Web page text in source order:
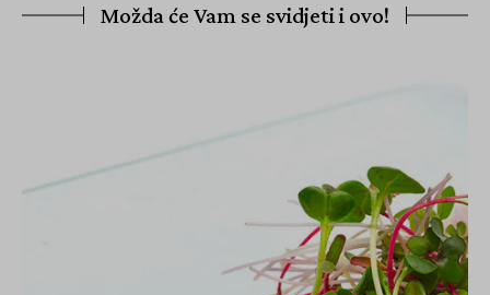
Možda će Vam se svidjeti i ovo!